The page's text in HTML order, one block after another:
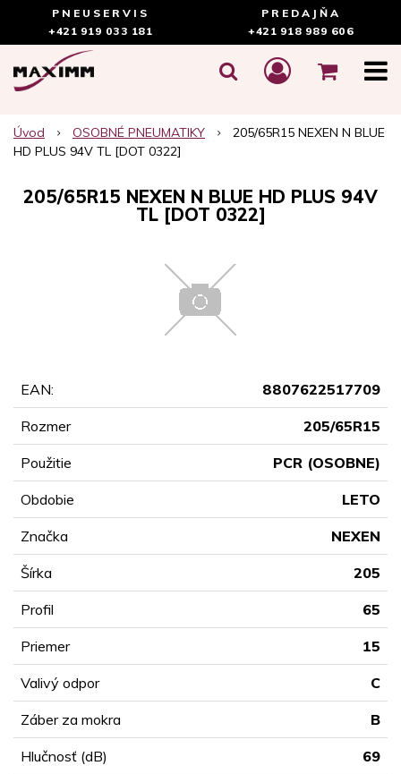
PNEUSERVIS
+421 919 033 181
PREDAJŇA
+421 918 989 606
Úvod OSOBNÉ PNEUMATIKY
205/65R15 NEXEN N BLUE
HD PLUS 94V TL [DOT 0322]
205/65R15 NEXEN N BLUE HD PLUS 94V
TL [DOT 0322]
EAN: 8807622517709
Rozmer 205/65R15
Použitie PCR (OSOBNE)
Obdobie LETO
Značka NEXEN
Šírka 205
Profil 65
Priemer 15
Valivý odpor C
Záber za mokra B
Hlučnosť (dB) 69